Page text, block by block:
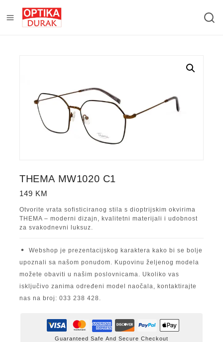
THEMA MW1020 C1
149 KM
Otvorite vrata sofisticiranog stila s dioptrijskim okvirima
THEMA – moderni dizajn, kvalitetni materijali i udobnost
za svakodnevni luksuz.
Webshop je prezentacijskog karaktera kako bi se bolje
upoznali sa našom ponudom. Kupovinu željenog modela
možete obaviti u našim poslovnicama. Ukoliko vas
isključivo zanima određeni model naočala, kontaktirajte
nas na broj: 033 238 428.
Guaranteed Safe And Secure Checkout